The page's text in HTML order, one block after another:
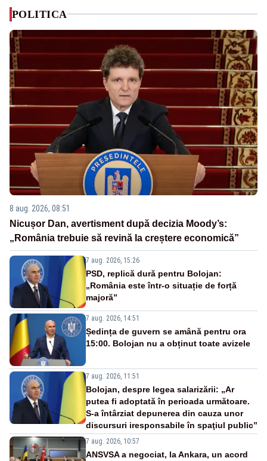
POLITICA
8 aug. 2026, 08:51
Nicușor Dan, avertisment după decizia Moody’s:
„România trebuie să revină la creștere economică”
7 aug. 2026, 15:26
PSD, replică dură pentru Bolojan:
„România este într-o situație de forță
majoră”
7 aug. 2026, 14:51
Ședința de guvern se amână pentru ora
15:00. Bolojan nu a obținut toate avizele
7 aug. 2026, 11:51
Bolojan, despre legea salarizării: „Ar
putea fi adoptată în perioada următoare.
S-a întârziat depunerea din cauza unor
discursuri iresponsabile în spaţiul public”
7 aug. 2026, 10:57
ANSVSA a negociat, la Ankara, un acord